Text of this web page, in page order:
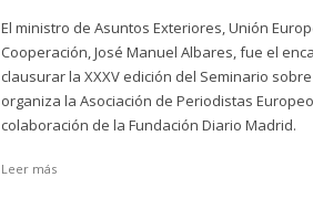
El ministro de Asuntos Exteriores, Unión
Cooperación, José Manuel Albares, fue el
clausurar la XXXV edición del Seminario
organiza la Asociación de Periodistas
colaboración de la Fundación Diario Madrid.
Leer más